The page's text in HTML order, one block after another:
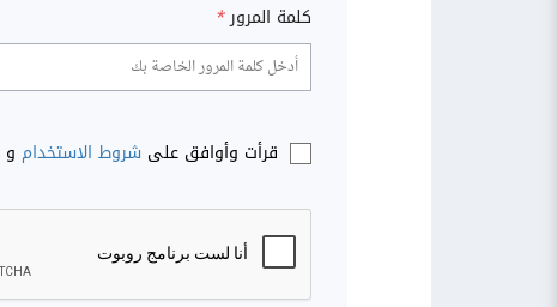
كلمة المرور*
قرأت وأوافق على شروط الاستخدام و